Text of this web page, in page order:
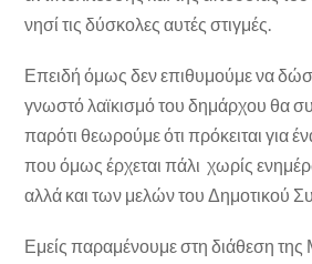
νησί τις δύσκολες αυτές στιγμές.
Επειδή όμως δεν επιθυμούμε να
γνωστό λαϊκισμό του δημάρχου θα
παρότι θεωρούμε ότι πρόκειται για
που όμως έρχεται πάλι χωρίς
αλλά και των μελών του Δημοτικού
Εμείς παραμένουμε στη διάθεση της